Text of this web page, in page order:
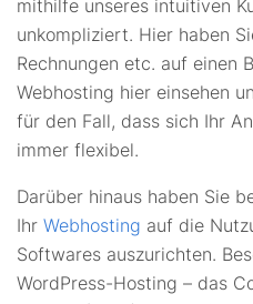
mithilfe unseres intuitiven
unkompliziert. Hier haben
Rechnungen etc. auf einen
Webhosting hier einsehen
für den Fall, dass sich Ihr
immer flexibel.
Darüber hinaus haben Sie
Ihr Webhosting auf die
Softwares auszurichten.
WordPress-Hosting – das